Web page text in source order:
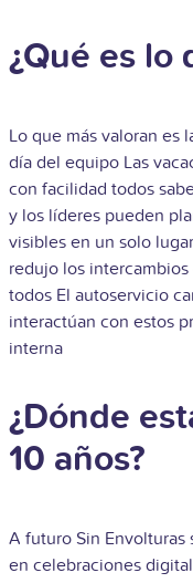
¿Qué es lo
Lo que más valoran es
día del equipo Las
con facilidad todos
y los líderes pueden
visibles en un solo
redujo los
todos El autoservicio
interactúan con estos
interna
¿Dónde
10 años?
A futuro Sin Envolturas
en celebraciones